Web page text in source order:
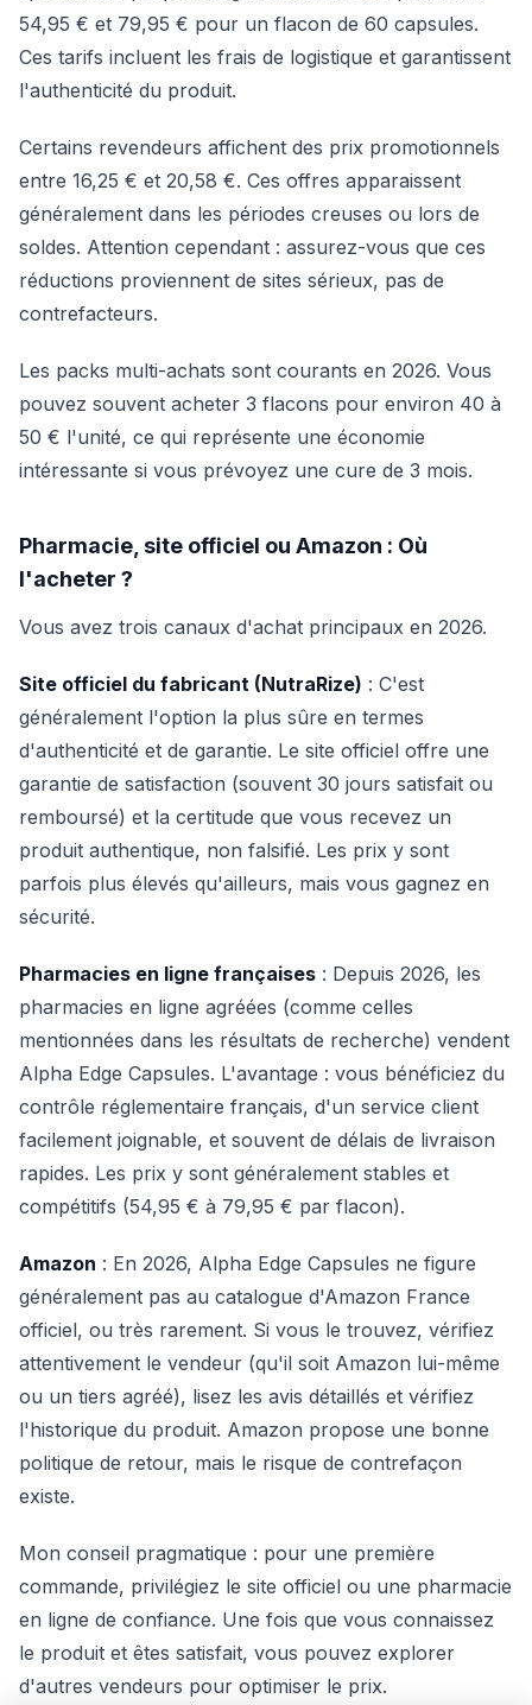
54,95 € et 79,95 € pour un flacon de 60 capsules.
Ces tarifs incluent les frais de logistique et garantissent
l'authenticité du produit.
Certains revendeurs affichent des prix promotionnels
entre 16,25 € et 20,58 €. Ces offres apparaissent
généralement dans les périodes creuses ou lors de
soldes. Attention cependant : assurez-vous que ces
réductions proviennent de sites sérieux, pas de
contrefacteurs.
Les packs multi-achats sont courants en 2026. Vous
pouvez souvent acheter 3 flacons pour environ 40 à
50 € l'unité, ce qui représente une économie
intéressante si vous prévoyez une cure de 3 mois.
Pharmacie, site officiel ou Amazon : Où
l'acheter ?
Vous avez trois canaux d'achat principaux en 2026.
Site officiel du fabricant (NutraRize) : C'est
généralement l'option la plus sûre en termes
d'authenticité et de garantie. Le site officiel offre une
garantie de satisfaction (souvent 30 jours satisfait ou
remboursé) et la certitude que vous recevez un
produit authentique, non falsifié. Les prix y sont
parfois plus élevés qu'ailleurs, mais vous gagnez en
sécurité.
Pharmacies en ligne françaises : Depuis 2026, les
pharmacies en ligne agréées (comme celles
mentionnées dans les résultats de recherche) vendent
Alpha Edge Capsules. L'avantage : vous bénéficiez du
contrôle réglementaire français, d'un service client
facilement joignable, et souvent de délais de livraison
rapides. Les prix y sont généralement stables et
compétitifs (54,95 € à 79,95 € par flacon).
Amazon : En 2026, Alpha Edge Capsules ne figure
généralement pas au catalogue d'Amazon France
officiel, ou très rarement. Si vous le trouvez, vérifiez
attentivement le vendeur (qu'il soit Amazon lui-même
ou un tiers agréé), lisez les avis détaillés et vérifiez
l'historique du produit. Amazon propose une bonne
politique de retour, mais le risque de contrefaçon
existe.
Mon conseil pragmatique : pour une première
commande, privilégiez le site officiel ou une pharmacie
en ligne de confiance. Une fois que vous connaissez
le produit et êtes satisfait, vous pouvez explorer
d'autres vendeurs pour optimiser le prix.